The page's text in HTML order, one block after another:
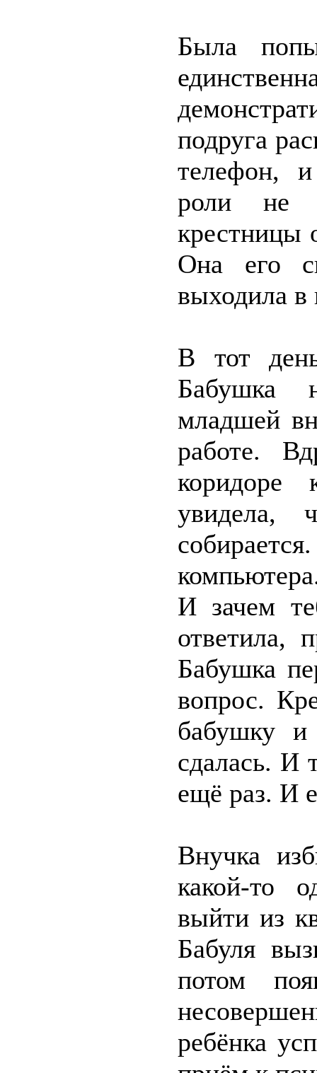
Была
подруга
телефон,
роли не
крестницы
Она его
выходила в
В тот
Бабушка
младшей
работе.
коридоре
увидела,
И зачем
ответила,
Бабушка
вопрос.
бабушку
сдалась. И
ещё раз. И
Внучка
какой-то
выйти из
Бабуля
потом
ребёнка